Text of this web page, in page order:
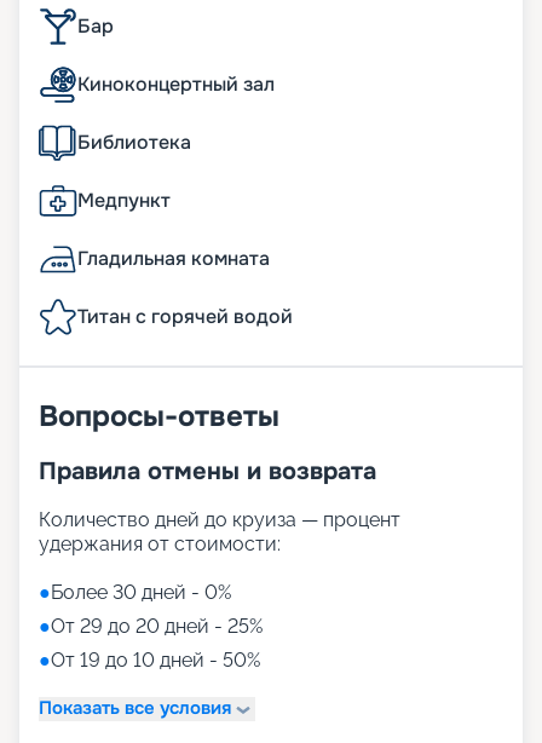
Бар
Киноконцертный зал
Библиотека
Медпункт
Гладильная комната
Титан с горячей водой
Вопросы-ответы
Правила отмены и возврата
Количество дней до круиза — процент
удержания от стоимости:
●Более 30 дней - 0%
●От 29 до 20 дней - 25%
●От 19 до 10 дней - 50%
Показать все условия